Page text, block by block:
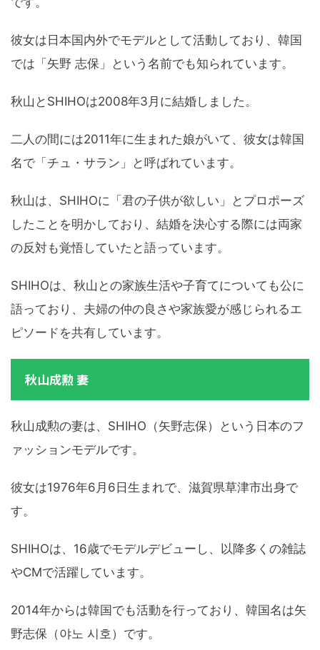
彼女は日本国内外でモデルとして活動しており、韓国
では「矢野 志保」という名前でも知られています。
秋山とSHIHOは2008年3月に結婚しました。
二人の間には2011年に生まれた娘がいて、彼女は韓国
名で「チュ・サラン」と呼ばれています。
秋山は、SHIHOに「君の子供が欲しい」とプロポーズ
したことを明かしており、結婚を決心する際には両家
の反対も覚悟していたと語っています。
SHIHOは、秋山との家族生活や子育てについても公に
語っており、夫婦の仲の良さや家族愛が感じられるエ
ピソードを共有しています。
秋山成勲 妻
秋山成勲の妻は、SHIHO（矢野志保）という日本のフ
ァッションモデルです。
彼女は1976年6月6日生まれで、滋賀県草津市出身で
す。
SHIHOは、16歳でモデルデビューし、以降多くの雑誌
やCMで活躍しています。
2014年からは韓国でも活動を行っており、韓国名は矢
野志保（야노 시호）です。